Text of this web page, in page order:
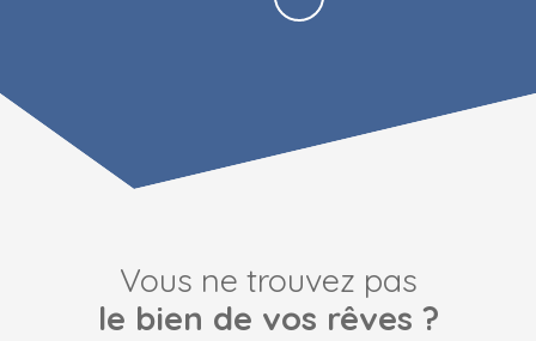
Vous ne trouvez pas
le bien de vos rêves ?